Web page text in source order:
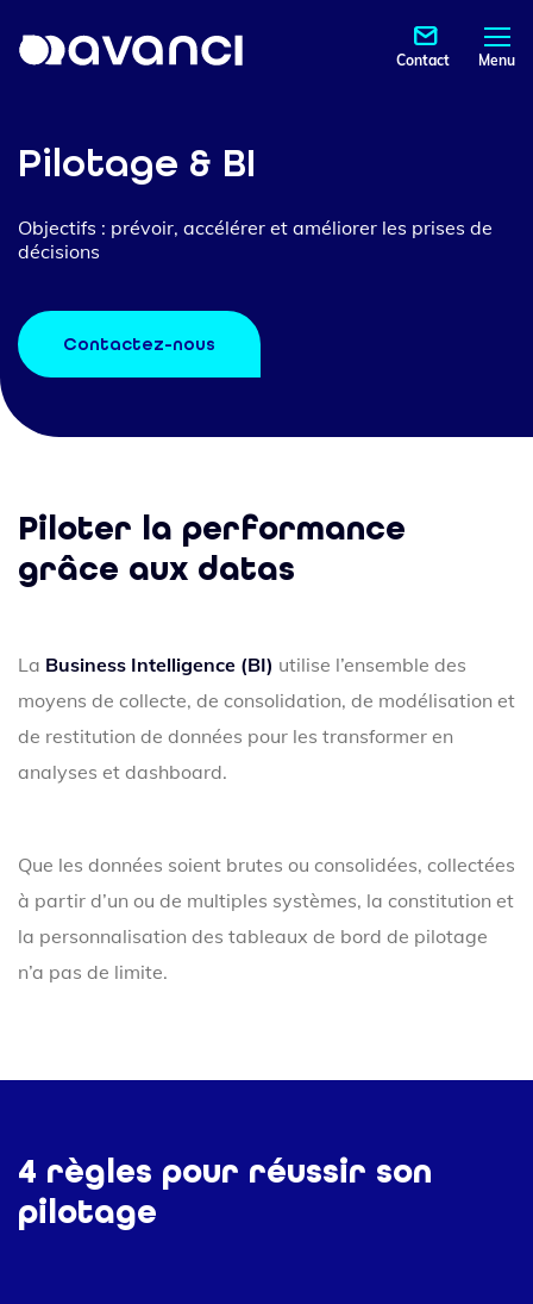
Contact Menu
Pilotage & BI
Objectifs : prévoir, accélérer et améliorer les prises de
décisions
Contactez-nous
Piloter la performance
grâce aux datas
La Business Intelligence (BI) utilise l’ensemble des
moyens de collecte, de consolidation, de modélisation et
de restitution de données pour les transformer en
analyses et dashboard.
Que les données soient brutes ou consolidées, collectées
à partir d’un ou de multiples systèmes, la constitution et
la personnalisation des tableaux de bord de pilotage
n’a pas de limite.
4 règles pour réussir son
pilotage